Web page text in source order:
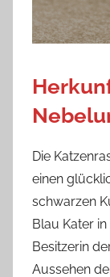
Die
einen
schwarzen
Blau Kater
Besitzerin
Aussehen